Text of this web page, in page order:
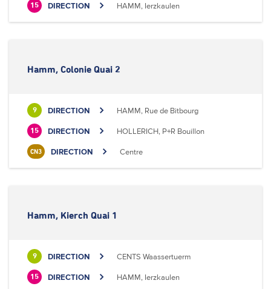
15 DIRECTION HAMM, Ierzkaulen
Hamm, Colonie Quai 2
9 DIRECTION HAMM, Rue de Bitbourg
15 DIRECTION HOLLERICH, P+R Bouillon
CN3 DIRECTION Centre
Hamm, Kierch Quai 1
9 DIRECTION CENTS Waassertuerm
15 DIRECTION HAMM, Ierzkaulen